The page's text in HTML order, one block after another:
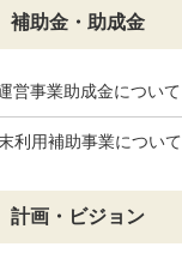
補助金・助成金
営事業助成金について
利用補助事業について
計画・ビジョン